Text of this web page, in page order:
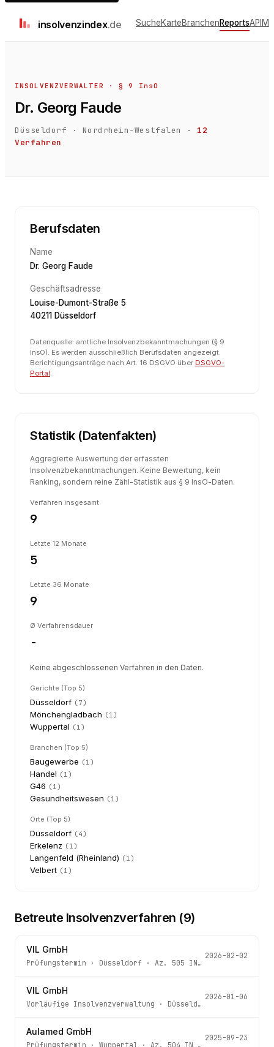
insolvenzindex.de SucheKarteBranchenReportsAPI
INSOLVENZVERWALTER · § 9 InsO
Dr. Georg Faude
Düsseldorf · Nordrhein-Westfalen ·
12
Verfahren
Berufsdaten
Name
Dr. Georg Faude
Geschäftsadresse
Louise-Dumont-Straße 5
40211 Düsseldorf
Datenquelle: amtliche Insolvenzbekanntmachungen (§ 9
InsO). Es werden ausschließlich Berufsdaten angezeigt.
Berichtigungsanträge nach Art. 16 DSGVO über DSGVO-
Portal.
Statistik (Datenfakten)
Aggregierte Auswertung der erfassten
Insolvenzbekanntmachungen. Keine Bewertung, kein
Ranking, sondern reine Zähl-Statistik aus § 9 InsO-Daten.
Verfahren insgesamt
9
Letzte 12 Monate
5
Letzte 36 Monate
9
Ø Verfahrensdauer
-
Keine abgeschlossenen Verfahren in den Daten.
Gerichte (Top 5)
Düsseldorf (7)
Mönchengladbach (1)
Wuppertal (1)
Branchen (Top 5)
Baugewerbe (1)
Handel (1)
G46 (1)
Gesundheitswesen (1)
Orte (Top 5)
Düsseldorf (4)
Erkelenz (1)
Langenfeld (Rheinland) (1)
Velbert (1)
Betreute Insolvenzverfahren (9)
VIL GmbH
Prüfungstermin · Düsseldorf · Az. 505 IN 275/25
2026-02-02
VIL GmbH
Vorläufige Insolvenzverwaltung · Düsseldorf
2026-01-06
Aulamed GmbH
Prüfungstermin · Wuppertal · Az. 504 IN 132/25
2025-09-23